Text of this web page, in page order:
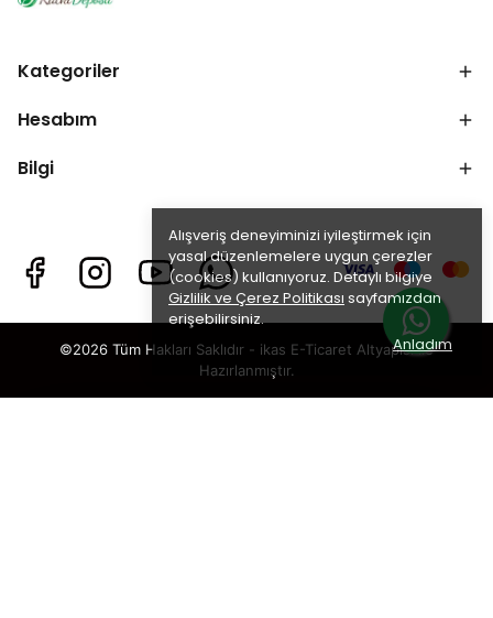
Alışveriş deneyiminizi iyileştirmek için
yasal düzenlemelere uygun çerezler
(cookies) kullanıyoruz. Detaylı bilgiye
Gizlilik ve Çerez Politikası sayfamızdan
erişebilirsiniz.
Anladım
Kategoriler
Hesabım
Bilgi
©2026 Tüm Hakları Saklıdır - ikas E-Ticaret Altyapısı ile
Hazırlanmıştır.